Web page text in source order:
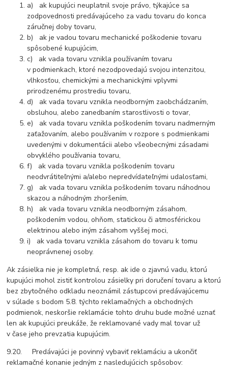
a) ak kupujúci neuplatnil svoje právo, týkajúce sa
zodpovednosti predávajúceho za vadu tovaru do konca
záručnej doby tovaru,
b) ak je vadou tovaru mechanické poškodenie tovaru
spôsobené kupujúcim,
c) ak vada tovaru vznikla používaním tovaru
v podmienkach, ktoré nezodpovedajú svojou intenzitou,
vlhkosťou, chemickými a mechanickými vplyvmi
prirodzenému prostrediu tovaru,
d) ak vada tovaru vznikla neodborným zaobchádzaním,
obsluhou, alebo zanedbaním starostlivosti o tovar,
e) ak vada tovaru vznikla poškodením tovaru nadmerným
zaťažovaním, alebo používaním v rozpore s podmienkami
uvedenými v dokumentácii alebo všeobecnými zásadami
obvyklého používania tovaru,
f) ak vada tovaru vznikla poškodením tovaru
neodvrátiteľnými a/alebo nepredvídateľnými udalosťami,
g) ak vada tovaru vznikla poškodením tovaru náhodnou
skazou a náhodným zhoršením,
h) ak vada tovaru vznikla neodborným zásahom,
poškodením vodou, ohňom, statickou či atmosférickou
elektrinou alebo iným zásahom vyššej moci,
i) ak vada tovaru vznikla zásahom do tovaru k tomu
neoprávnenej osoby.
Ak zásielka nie je kompletná, resp. ak ide o zjavnú vadu, ktorú
kupujúci mohol zistiť kontrolou zásielky pri doručení tovaru a ktorú
bez zbytočného odkladu neoznámil zástupcovi predávajúcemu
v súlade s bodom 5.8. týchto reklamačných a obchodných
podmienok, neskoršie reklamácie tohto druhu bude možné uznať
len ak kupujúci preukáže, že reklamované vady mal tovar už
v čase jeho prevzatia kupujúcim.
9.20. Predávajúci je povinný vybaviť reklamáciu a ukončiť
reklamačné konanie jedným z nasledujúcich spôsobov: